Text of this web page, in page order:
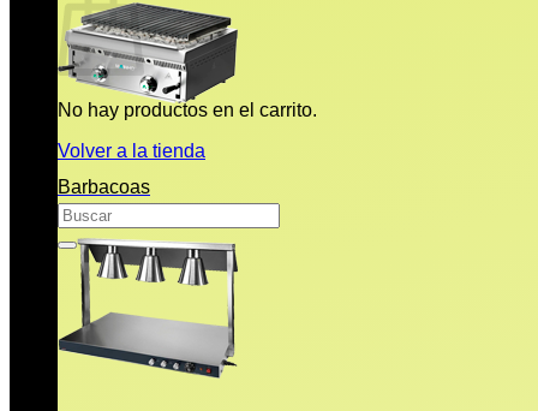
No hay productos en el carrito.
Volver a la tienda
Buscar
por:
Barbacoas